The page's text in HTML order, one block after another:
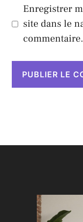
Enregistrer
site dans le
commentaire.
e